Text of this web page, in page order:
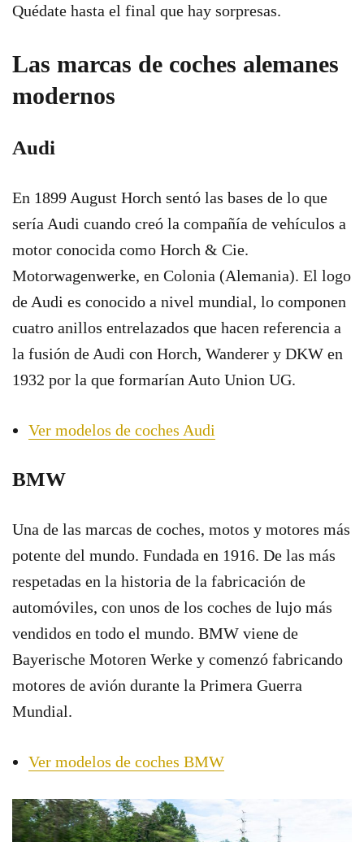
Quédate hasta el final que hay sorpresas.
Las marcas de coches alemanes
modernos
Audi
En 1899 August Horch sentó las bases de lo que
sería Audi cuando creó la compañía de vehículos a
motor conocida como Horch & Cie.
Motorwagenwerke, en Colonia (Alemania). El logo
de Audi es conocido a nivel mundial, lo componen
cuatro anillos entrelazados que hacen referencia a
la fusión de Audi con Horch, Wanderer y DKW en
1932 por la que formarían Auto Union UG.
Ver modelos de coches Audi
BMW
Una de las marcas de coches, motos y motores más
potente del mundo. Fundada en 1916. De las más
respetadas en la historia de la fabricación de
automóviles, con unos de los coches de lujo más
vendidos en todo el mundo. BMW viene de
Bayerische Motoren Werke y comenzó fabricando
motores de avión durante la Primera Guerra
Mundial.
Ver modelos de coches BMW